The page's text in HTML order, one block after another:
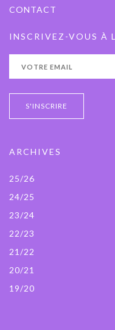
CONTACT
INSCRIVEZ-VOUS À
ARCHIVES
25/26
24/25
23/24
22/23
21/22
20/21
19/20